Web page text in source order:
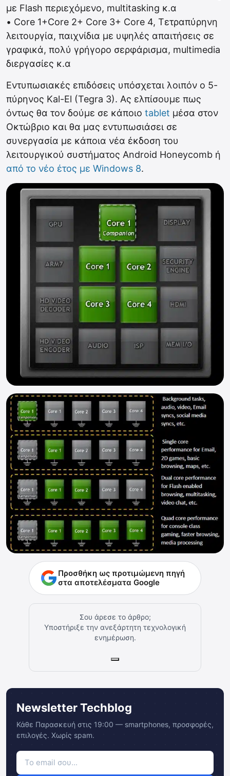
με Flash περιεχόμενο, multitasking κ.α
• Core 1+Core 2+ Core 3+ Core 4, Τετραπύρηνη
λειτουργία, παιχνίδια με υψηλές απαιτήσεις σε
γραφικά, πολύ γρήγορο σερφάρισμα, multimedia
διεργασίες κ.α
Εντυπωσιακές επιδόσεις υπόσχεται λοιπόν ο 5-
πύρηνος Kal-El (Tegra 3). Ας ελπίσουμε πως
όντως θα τον δούμε σε κάποιο tablet μέσα στον
Οκτώβριο και θα μας εντυπωσιάσει σε
συνεργασία με κάποια νέα έκδοση του
λειτουργικού συστήματος Android Honeycomb ή
από το νέο έτος με Windows 8.
Προσθήκη ως προτιμώμενη πηγή
στα αποτελέσματα Google
Σου άρεσε το άρθρο;
Υποστήριξε την ανεξάρτητη τεχνολογική
ενημέρωση.
Newsletter Techblog
Κάθε Παρασκευή στις 19:00 — smartphones, προσφορές,
επιλογές. Χωρίς spam.